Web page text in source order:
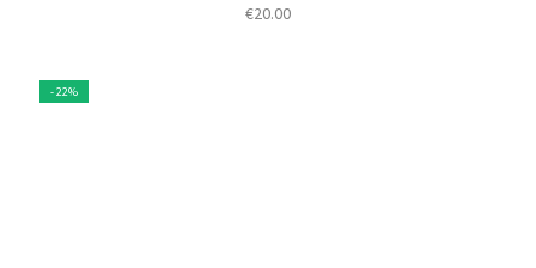
€20.00
- 22%